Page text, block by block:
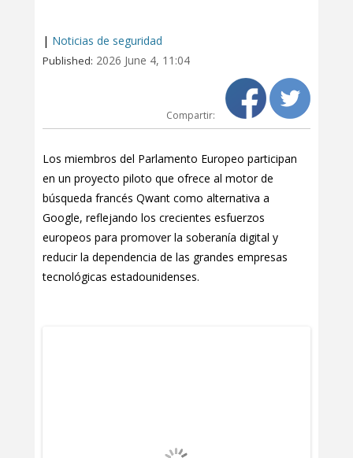
| Noticias de seguridad
Published: 2026 June 4, 11:04
Compartir:
Los miembros del Parlamento Europeo participan
en un proyecto piloto que ofrece al motor de
búsqueda francés Qwant como alternativa a
Google, reflejando los crecientes esfuerzos
europeos para promover la soberanía digital y
reducir la dependencia de las grandes empresas
tecnológicas estadounidenses.